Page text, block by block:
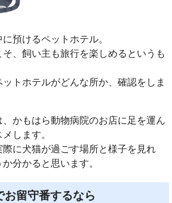
預けるペットホテル。
、飼い主も旅行を楽しめるというも
トホテルがどんな所か、確認をしま
かもはら動物病院のお店に足を運ん
します。
に犬猫が過ごす場所と様子を見れ
分かると思います。
お留守番するなら